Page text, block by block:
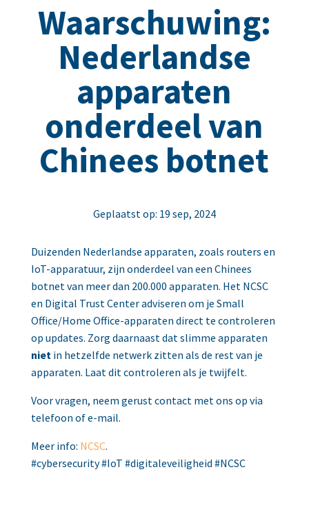
Waarschuwing:
Nederlandse
apparaten
onderdeel van
Chinees botnet
Geplaatst op: 19 sep, 2024
Duizenden Nederlandse apparaten, zoals routers en
IoT-apparatuur, zijn onderdeel van een Chinees
botnet van meer dan 200.000 apparaten. Het NCSC
en Digital Trust Center adviseren om je Small
Office/Home Office-apparaten direct te controleren
op updates. Zorg daarnaast dat slimme apparaten
nietin hetzelfde netwerk zitten als de rest van je
apparaten. Laat dit controleren als je twijfelt.
Voor vragen, neem gerust contact met ons op via
telefoon of e-mail.
Meer info: NCSC.
#cybersecurity #IoT #digitaleveiligheid #NCSC